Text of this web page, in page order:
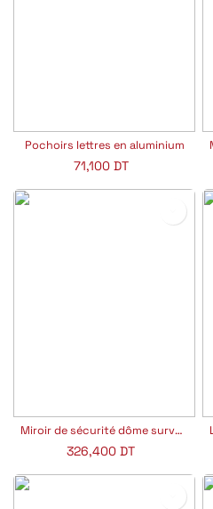
Pochoirs lettres en aluminium
71,100DT
Miroir de sécurité dôme surveillance 1/2
326,400 DT